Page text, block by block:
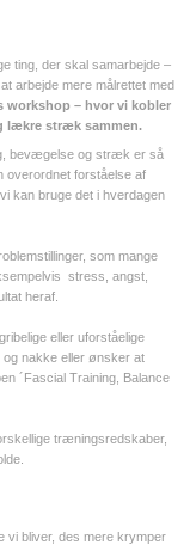
ting, der skal samarbejde –
arbejde mere målrettet med
workshop – hvor vi kobler
lækre stræk sammen.
bevægelse og stræk er så
overordnet forståelse af
kan bruge det i hverdagen
som mange
stress, angst,
heraf.
eller uforståelige
nakke eller ønsker at
´Fascial Training, Balance
træningsredskaber,
vi bliver, des mere krymper